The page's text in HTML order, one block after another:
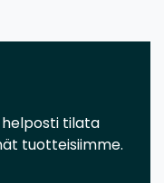
tilata
tuotteisiimme.